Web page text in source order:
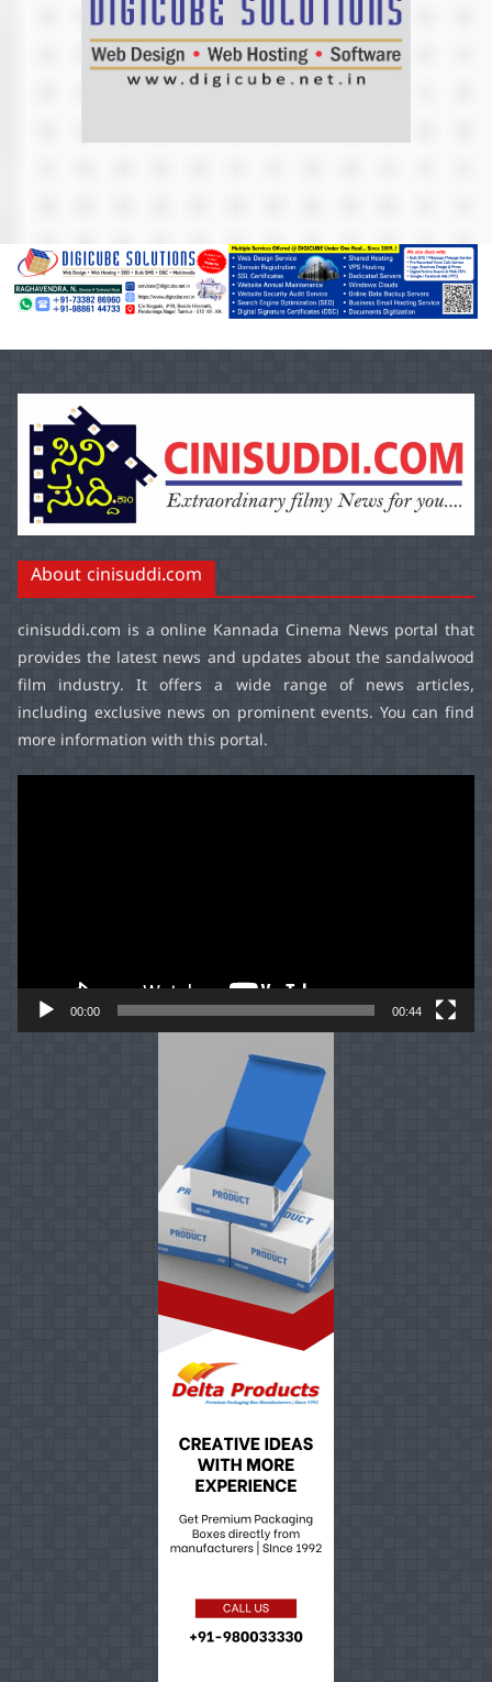
About cinisuddi.com
cinisuddi.com is a online Kannada Cinema News portal that
provides the latest news and updates about the sandalwood
film industry. It offers a wide range of news articles,
including exclusive news on prominent events. You can find
more information with this portal.
00:00 00:44